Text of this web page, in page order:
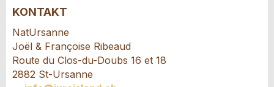
Anzeige beanstanden
Ihr Feedback wird sehr geschätzt!
Anzeige weiterempfehlen
Empfehlen Sie diese Anzeige an Freunde weiter.
KONTAKT
NatUrsanne
Joël & Françoise Ribeaud
Route du Clos-du-Doubs 16 et 18
2882 St-Ursanne